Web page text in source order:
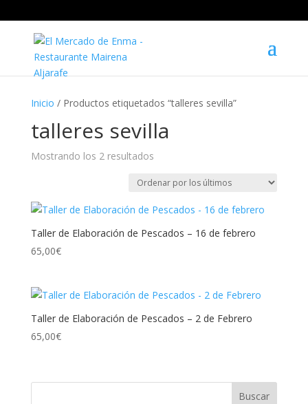
Inicio / Productos etiquetados “talleres sevilla”
talleres sevilla
Mostrando los 2 resultados
los
últimos
Taller de Elaboración de Pescados – 16 de febrero
65,00€
Taller de Elaboración de Pescados – 2 de Febrero
65,00€